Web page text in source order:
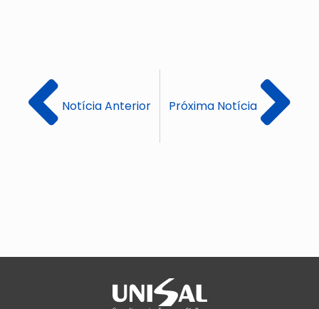
Notícia Anterior Próxima Notícia